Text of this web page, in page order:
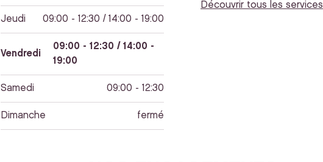
Jeudi 09:00 - 12:30 / 14:00 - 19:00
Vendredi
09:00 - 12:30 / 14:00 -
19:00
Samedi 09:00 - 12:30
Dimanche fermé
Découvrir tous les services